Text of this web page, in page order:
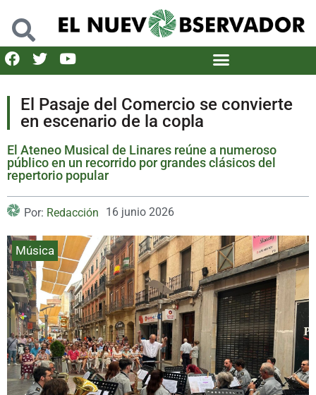
El Pasaje del Comercio se convierte
en escenario de la copla
El Ateneo Musical de Linares reúne a numeroso
público en un recorrido por grandes clásicos del
repertorio popular
Por: Redacción 16 junio 2026
Música